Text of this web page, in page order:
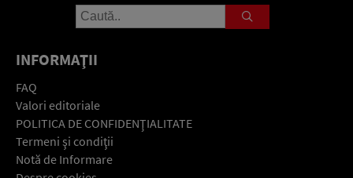
INFORMAŢII
FAQ
Valori editoriale
POLITICA DE CONFIDENŢIALITATE
Termeni şi condiţii
Notă de Informare